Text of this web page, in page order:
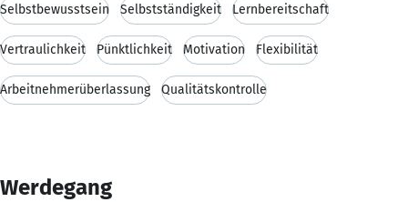
Selbstbewusstsein Selbstständigkeit Lernbereitschaft
Vertraulichkeit Pünktlichkeit Motivation Flexibilität
Arbeitnehmerüberlassung Qualitätskontrolle
Werdegang